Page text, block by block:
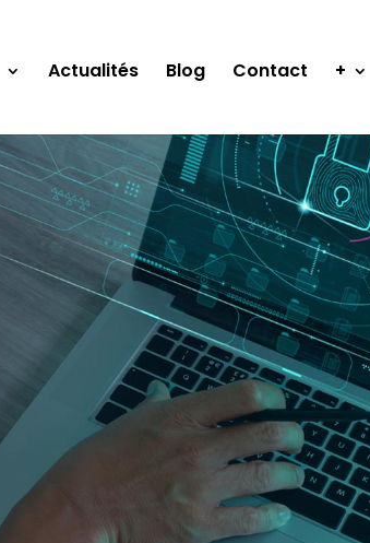
Actualités Blog Contact +